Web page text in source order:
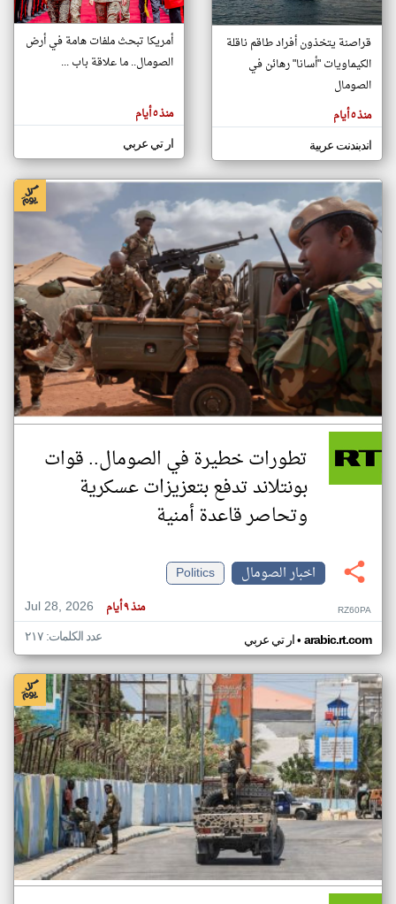
تغيير الدولة
اخبار الصومال على مدار الساعة
أهم اخبار الصومال العاجلة والمباشرة
المقالات
هنا عن
وجهة
كاتبيها.
قراصنة يتخذون أفراد طاقم ناقلة
الكيماويات "أسانا" رهائن في
الصومال
منذ ٥ أيام
اندبندنت عربية
أمريكا تبحث ملفات هامة في أرض
الصومال.. ما علاقة باب ...
منذ ٥ أيام
ار تي عربي
تطورات خطيرة في الصومال.. قوات
بونتلاند تدفع بتعزيزات عسكرية
وتحاصر قاعدة أمنية
اخبار الصومال
Politics
Jul 28, 2026
منذ ٩ أيام RZ60PA
ار تي عربي• arabic.rt.com عدد الكلمات: ٢١٧
klyoum.com